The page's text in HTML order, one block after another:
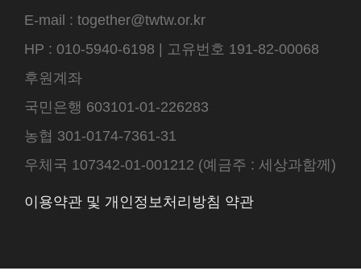
E-mail : together@twtw.or.kr
HP : 010-5940-6198 | 고유번호 191-82-00068
후원계좌
국민은행 603101-01-226283
농협 301-0174-7361-31
우체국 107342-01-001212 (예금주 : 세상과함께)
이용약관 및 개인정보처리방침 약관